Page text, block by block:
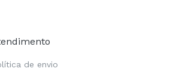
de envio